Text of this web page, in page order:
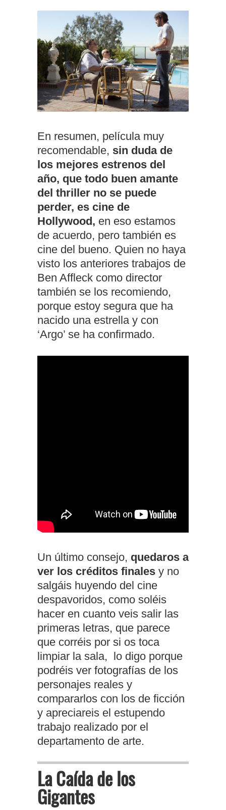
En resumen, película muy
recomendable, sin duda de
los mejores estrenos del
año, que todo buen amante
del thriller no se puede
perder, es cine de
Hollywood, en eso estamos
de acuerdo, pero también es
cine del bueno. Quien no haya
visto los anteriores trabajos de
Ben Affleck como director
también se los recomiendo,
porque estoy segura que ha
nacido una estrella y con
‘Argo’ se ha confirmado.
Un último consejo, quedaros a
ver los créditos finales y no
salgáis huyendo del cine
despavoridos, como soléis
hacer en cuanto veis salir las
primeras letras, que parece
que corréis por si os toca
limpiar la sala, lo digo porque
podréis ver fotografías de los
personajes reales y
compararlos con los de ficción
y apreciareis el estupendo
trabajo realizado por el
departamento de arte.
La Caída de los
Gigantes